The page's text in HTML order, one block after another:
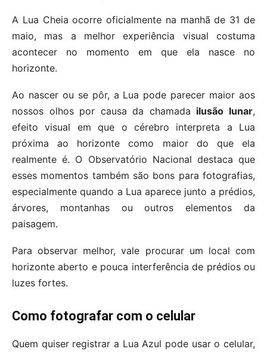
A Lua Cheia ocorre oficialmente na manhã de 31 de
maio, mas a melhor experiência visual costuma
acontecer no momento em que ela nasce no
horizonte.
Ao nascer ou se pôr, a Lua pode parecer maior aos
nossos olhos por causa da chamada ilusão lunar,
efeito visual em que o cérebro interpreta a Lua
próxima ao horizonte como maior do que ela
realmente é. O Observatório Nacional destaca que
esses momentos também são bons para fotografias,
especialmente quando a Lua aparece junto a prédios,
árvores, montanhas ou outros elementos da
paisagem.
Para observar melhor, vale procurar um local com
horizonte aberto e pouca interferência de prédios ou
luzes fortes.
Como fotografar com o celular
Quem quiser registrar a Lua Azul pode usar o celular,